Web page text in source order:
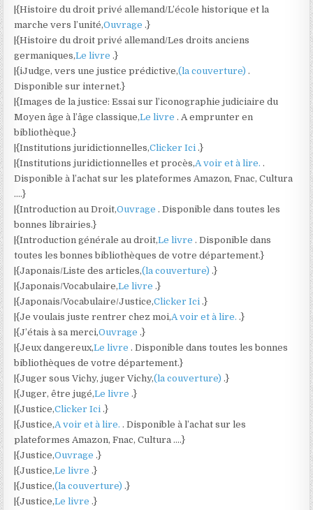
|{Histoire du droit privé allemand/L’école historique et la
marche vers l’unité,Ouvrage .}
|{Histoire du droit privé allemand/Les droits anciens
germaniques,Le livre .}
|{iJudge, vers une justice prédictive,(la couverture) .
Disponible sur internet.}
|{Images de la justice: Essai sur l’iconographie judiciaire du
Moyen âge à l’âge classique,Le livre . A emprunter en
bibliothèque.}
|{Institutions juridictionnelles,Clicker Ici .}
|{Institutions juridictionnelles et procès,A voir et à lire. .
Disponible à l’achat sur les plateformes Amazon, Fnac, Cultura
….}
|{Introduction au Droit,Ouvrage . Disponible dans toutes les
bonnes librairies.}
|{Introduction générale au droit,Le livre . Disponible dans
toutes les bonnes bibliothèques de votre département.}
|{Japonais/Liste des articles,(la couverture) .}
|{Japonais/Vocabulaire,Le livre .}
|{Japonais/Vocabulaire/Justice,Clicker Ici .}
|{Je voulais juste rentrer chez moi,A voir et à lire. .}
|{J’étais à sa merci,Ouvrage .}
|{Jeux dangereux,Le livre . Disponible dans toutes les bonnes
bibliothèques de votre département.}
|{Juger sous Vichy, juger Vichy,(la couverture) .}
|{Juger, être jugé,Le livre .}
|{Justice,Clicker Ici .}
|{Justice,A voir et à lire. . Disponible à l’achat sur les
plateformes Amazon, Fnac, Cultura ….}
|{Justice,Ouvrage .}
|{Justice,Le livre .}
|{Justice,(la couverture) .}
|{Justice,Le livre .}